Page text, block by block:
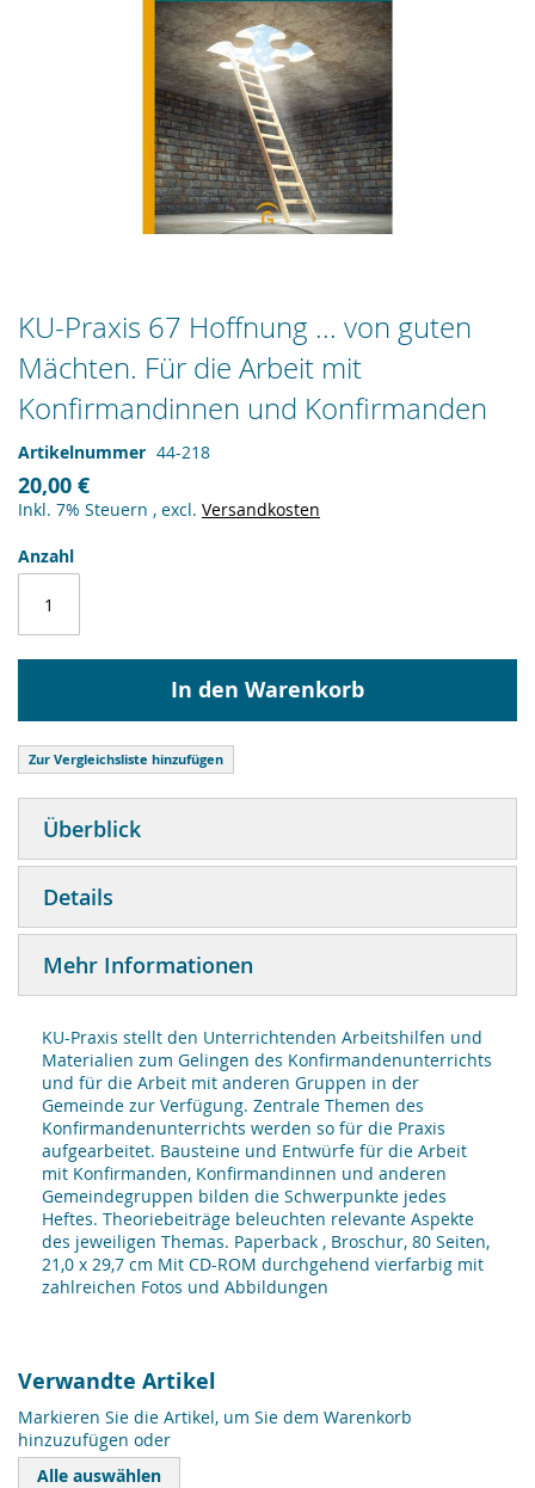
KU-Praxis 67 Hoffnung ... von guten
Mächten. Für die Arbeit mit
Konfirmandinnen und Konfirmanden
Artikelnummer 44-218
20,00 €
Inkl. 7% Steuern , excl. Versandkosten
Anzahl
In den Warenkorb
Zur Vergleichsliste hinzufügen
Zum
Anfang
der
Bildergalerie
springen
Überblick
Details
Mehr Informationen
KU-Praxis stellt den Unterrichtenden Arbeitshilfen und
Materialien zum Gelingen des Konfirmandenunterrichts
und für die Arbeit mit anderen Gruppen in der
Gemeinde zur Verfügung. Zentrale Themen des
Konfirmandenunterrichts werden so für die Praxis
aufgearbeitet. Bausteine und Entwürfe für die Arbeit
mit Konfirmanden, Konfirmandinnen und anderen
Gemeindegruppen bilden die Schwerpunkte jedes
Heftes. Theoriebeiträge beleuchten relevante Aspekte
des jeweiligen Themas. Paperback , Broschur, 80 Seiten,
21,0 x 29,7 cm Mit CD-ROM durchgehend vierfarbig mit
zahlreichen Fotos und Abbildungen
Verwandte Artikel
Markieren Sie die Artikel, um Sie dem Warenkorb
hinzuzufügen oder
Alle auswählen